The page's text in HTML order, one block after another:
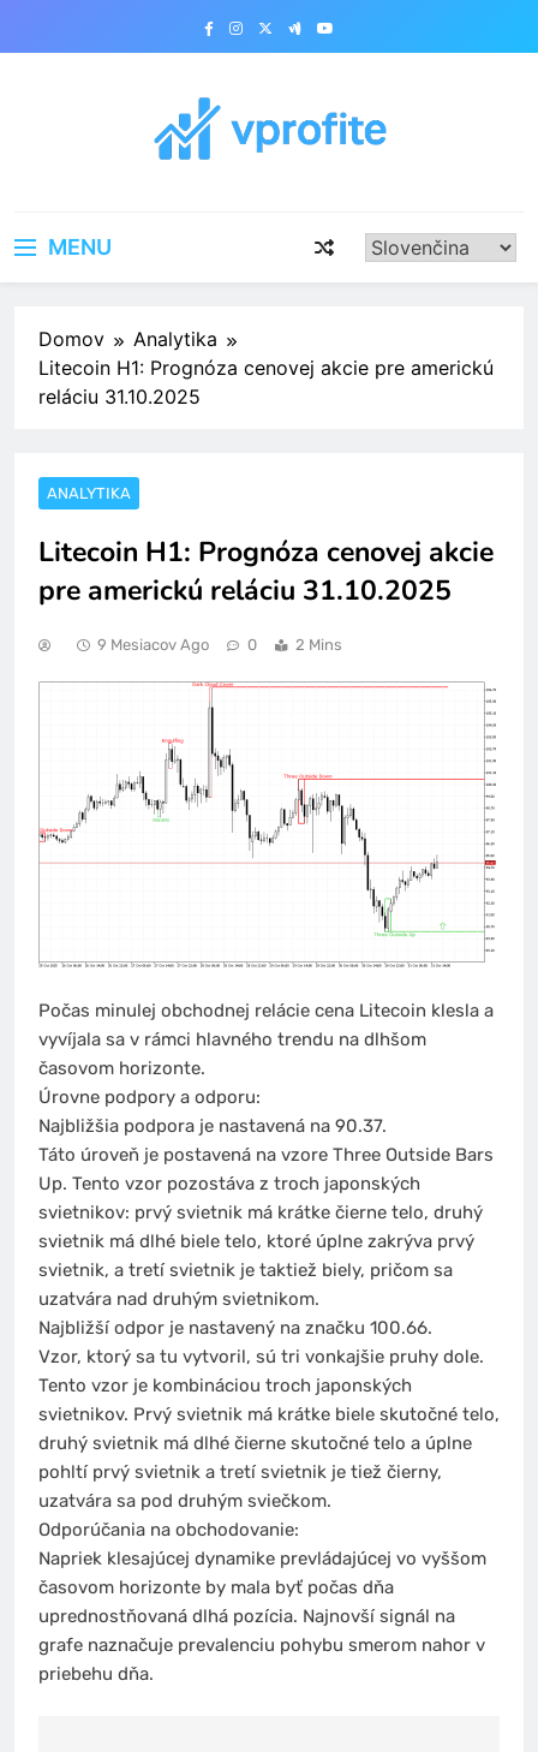
MENU
Domov
Analytika
Litecoin H1: Prognóza cenovej akcie pre americkú
reláciu 31.10.2025
ANALYTIKA
Litecoin H1: Prognóza cenovej akcie
pre americkú reláciu 31.10.2025
9 Mesiacov Ago 0 2 Mins
Počas minulej obchodnej relácie cena Litecoin klesla a
vyvíjala sa v rámci hlavného trendu na dlhšom
časovom horizonte.
Úrovne podpory a odporu:
Najbližšia podpora je nastavená na 90.37.
Táto úroveň je postavená na vzore Three Outside Bars
Up. Tento vzor pozostáva z troch japonských
svietnikov: prvý svietnik má krátke čierne telo, druhý
svietnik má dlhé biele telo, ktoré úplne zakrýva prvý
svietnik, a tretí svietnik je taktiež biely, pričom sa
uzatvára nad druhým svietnikom.
Najbližší odpor je nastavený na značku 100.66.
Vzor, ktorý sa tu vytvoril, sú tri vonkajšie pruhy dole.
Tento vzor je kombináciou troch japonských
svietnikov. Prvý svietnik má krátke biele skutočné telo,
druhý svietnik má dlhé čierne skutočné telo a úplne
pohltí prvý svietnik a tretí svietnik je tiež čierny,
uzatvára sa pod druhým sviečkom.
Odporúčania na obchodovanie:
Napriek klesajúcej dynamike prevládajúcej vo vyššom
časovom horizonte by mala byť počas dňa
uprednostňovaná dlhá pozícia. Najnovší signál na
grafe naznačuje prevalenciu pohybu smerom nahor v
priebehu dňa.